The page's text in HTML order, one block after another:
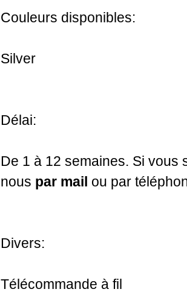
Couleurs disponibles:
Silver
Délai:
De 1 à 12 semaines. Si vous
nous par mail ou par
Divers:
Télécommande à fil